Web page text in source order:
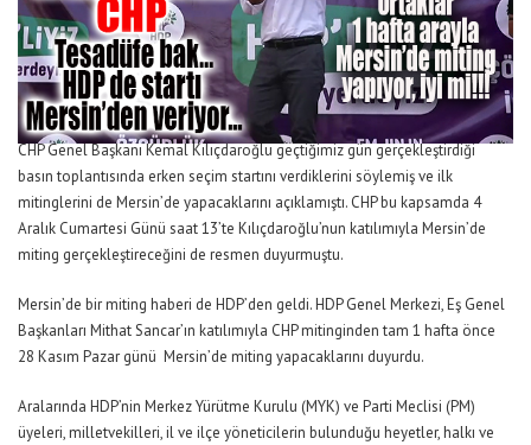
CHP Genel Başkanı Kemal Kılıçdaroğlu geçtiğimiz gün gerçekleştirdiği
basın toplantısında erken seçim startını verdiklerini söylemiş ve ilk
mitinglerini de Mersin’de yapacaklarını açıklamıştı. CHP bu kapsamda 4
Aralık Cumartesi Günü saat 13’te Kılıçdaroğlu’nun katılımıyla Mersin’de
miting gerçekleştireceğini de resmen duyurmuştu.
Mersin’de bir miting haberi de HDP’den geldi. HDP Genel Merkezi, Eş Genel
Başkanları Mithat Sancar’ın katılımıyla CHP mitinginden tam 1 hafta önce
28 Kasım Pazar günü Mersin’de miting yapacaklarını duyurdu.
Aralarında HDP’nin Merkez Yürütme Kurulu (MYK) ve Parti Meclisi (PM)
üyeleri, milletvekilleri, il ve ilçe yöneticilerin bulunduğu heyetler, halkı ve